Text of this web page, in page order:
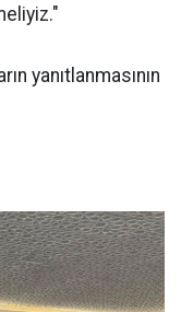
yanıtlanmasının